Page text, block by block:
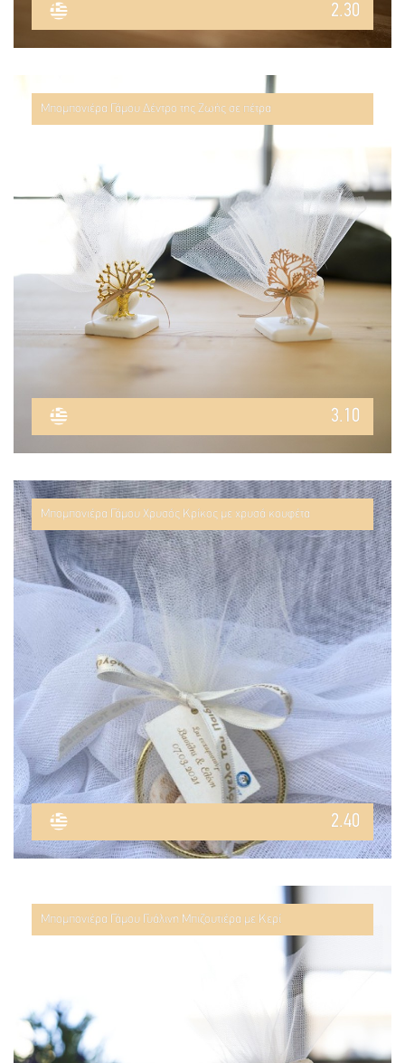
2.30
Μπομπονιέρα Γάμου Δέντρο της Ζωής σε πέτρα
3.10
Μπομπονιέρα Γάμου Χρυσός Κρίκος με χρυσά κουφέτα
2.40
Μπομπονιέρα Γάμου Γυάλινη Μπιζουτιέρα με Κερί